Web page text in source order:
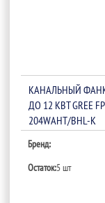
КАНАЛЬНЫЙ
ДО 12 КВТ GREE
204WAHT/BHL-K
Бренд:
Остаток:5 шт